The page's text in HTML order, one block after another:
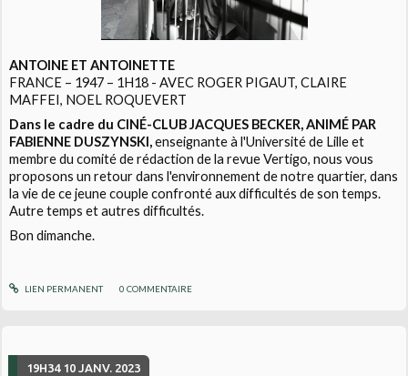
ANTOINE ET ANTOINETTE
FRANCE – 1947 – 1H18 - AVEC ROGER PIGAUT, CLAIRE
MAFFEI, NOEL ROQUEVERT
Dans le cadre du CINÉ-CLUB JACQUES BECKER,ANIMÉ PAR
FABIENNE DUSZYNSKI,enseignante à l'Université de Lille et
membre du comité de rédaction de la revue Vertigo, nous vous
proposons un retour dans l'environnement de notre quartier, dans
la vie de ce jeune couple confronté aux difficultés de son temps.
Autre temps et autres difficultés.
Bon dimanche.
LIEN PERMANENT 0 COMMENTAIRE
19H34 10 JANV. 2023